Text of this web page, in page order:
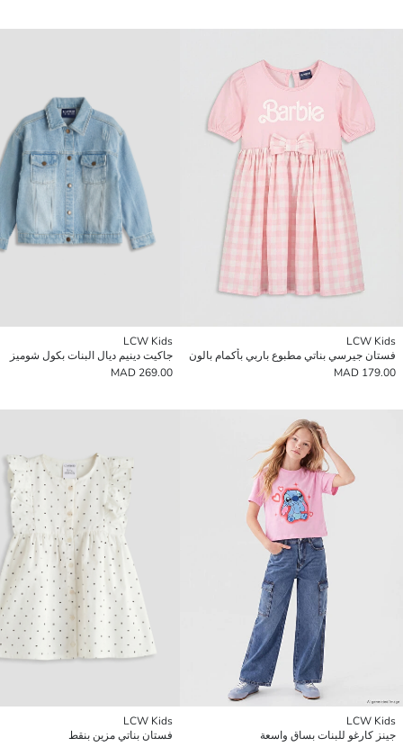
LCW Kids
فستان جيرسي بناتي مطبوع باربي بأكمام بالون
179.00 MAD
LCW Kids
جاكيت دينيم ديال البنات بكول شوميز
269.00 MAD
LCW Kids
جينز كارغو للبنات بساق واسعة
LCW Kids
فستان بناتي مزين بنقط